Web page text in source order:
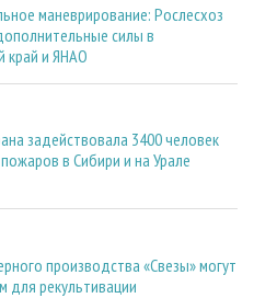
маневрирование: Рослесхоз
силы в
край и ЯНАО
задействовала 3400 человек
в Сибири и на Урале
производства «Свезы» могут
для рекультивации